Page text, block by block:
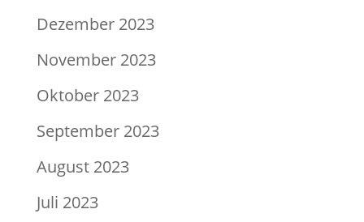
Dezember 2023
November 2023
Oktober 2023
September 2023
August 2023
Juli 2023